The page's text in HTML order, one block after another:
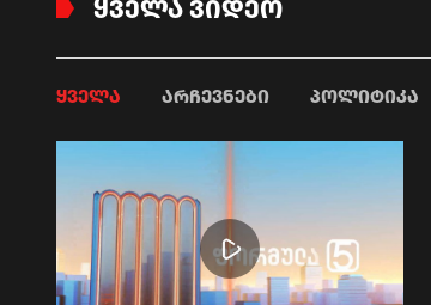
ᲧᲕᲔᲚᲐ ᲕᲘᲓᲔᲝ
ᲧᲕᲔᲚᲐ ᲐᲠᲩᲔᲕᲜᲔᲑᲘ ᲞᲝᲚᲘᲢᲘᲙᲐ